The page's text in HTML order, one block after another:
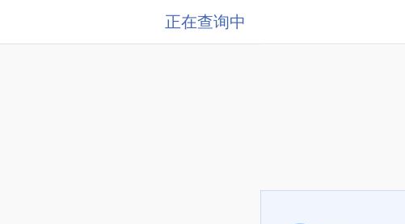
正在查询中